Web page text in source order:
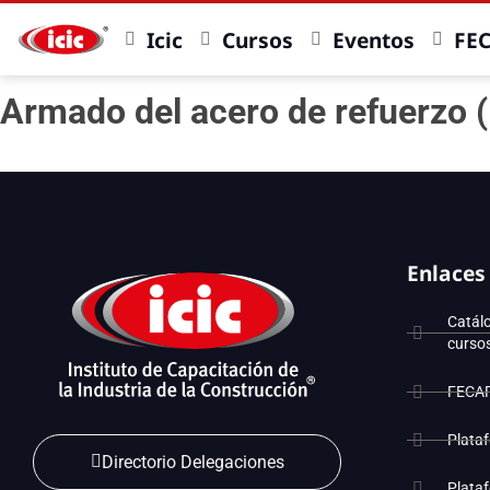
Icic Cursos Eventos
Armado del acero de refuerzo
Directorio Delegaciones